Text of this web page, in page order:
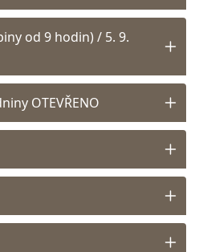
od 9 hodin) / 5. 9.
OTEVŘENO